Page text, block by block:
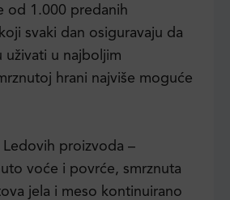
od 1.000 predanih
svaki dan osiguravaju da
uživati u najboljim
hrani najviše moguće
Ledovih proizvoda –
voće i povrće, smrznuta
jela i meso kontinuirano